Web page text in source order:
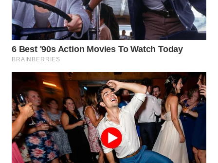
WN
BINTAN
WN
MANDALIKA
WN
LIKUPANG
WN
LABUANBAJO
WN